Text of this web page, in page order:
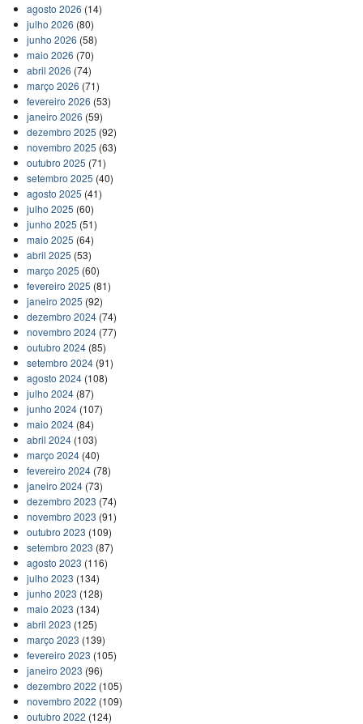
agosto 2026 (14)
julho 2026 (80)
junho 2026 (58)
maio 2026 (70)
abril 2026 (74)
março 2026 (71)
fevereiro 2026 (53)
janeiro 2026 (59)
dezembro 2025 (92)
novembro 2025 (63)
outubro 2025 (71)
setembro 2025 (40)
agosto 2025 (41)
julho 2025 (60)
junho 2025 (51)
maio 2025 (64)
abril 2025 (53)
março 2025 (60)
fevereiro 2025 (81)
janeiro 2025 (92)
dezembro 2024(74)
novembro 2024(77)
outubro 2024(85)
setembro 2024(91)
agosto 2024(108)
julho 2024(87)
junho 2024(107)
maio 2024(84)
abril 2024(103)
março 2024(40)
fevereiro 2024(78)
janeiro 2024(73)
dezembro 2023 (74)
novembro 2023 (91)
outubro 2023 (109)
setembro 2023 (87)
agosto 2023 (116)
julho 2023 (134)
junho 2023 (128)
maio 2023 (134)
abril 2023 (125)
março 2023 (139)
fevereiro 2023 (105)
janeiro 2023 (96)
dezembro 2022 (105)
novembro 2022 (109)
outubro 2022 (124)